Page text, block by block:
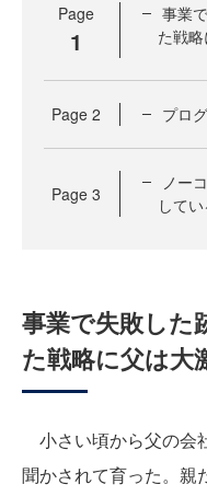
Page
1
事業
た戦
Page 2 プロ
Page 3
ノー
して
事業で失敗した
た戦略に父は大
小さい頃から父の会
聞かされて育った。親